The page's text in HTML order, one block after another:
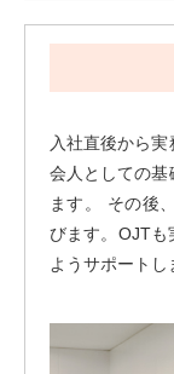
入社直後から
会人としての
ます。
その後
びます。OJTも
ようサポートし